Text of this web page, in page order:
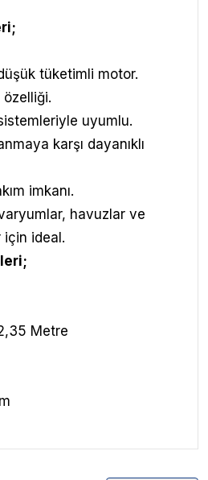
tüketimli motor.
özelliği.
uyumlu.
karşı dayanıklı
imkanı.
havuzlar ve
için ideal.
Metre